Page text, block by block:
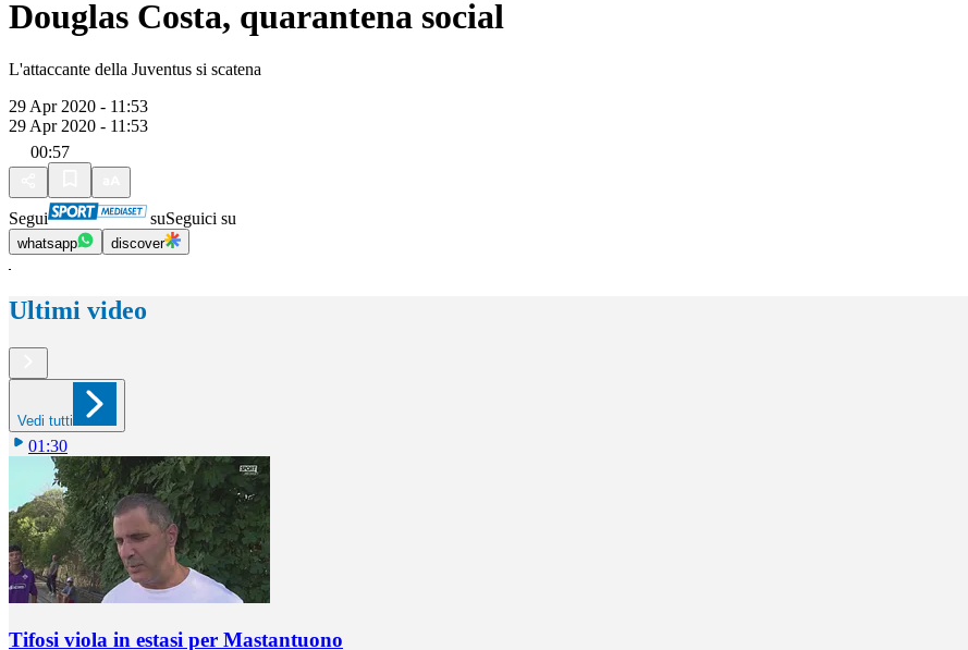
Douglas Costa, quarantena social
L'attaccante della Juventus si scatena
29 Apr 2020 - 11:53
29 Apr 2020 - 11:53
00:57
Segui suSeguici su
whatsapp discover
Ultimi video
Vedi tutti
01:30
Tifosi viola in estasi per Mastantuono